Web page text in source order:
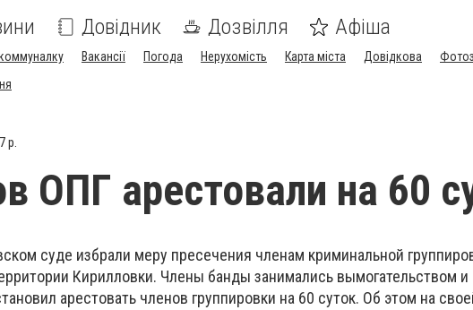
Довідник Дозвілля Афіша
Вакансії Погода Нерухомість Карта міста Довідкова
р.
ОПГ арестовали на 60
суде избрали меру пресечения членам криминальной
Кирилловки. Члены банды занимались вымогательством
арестовать членов группировки на 60 суток. Об этом на